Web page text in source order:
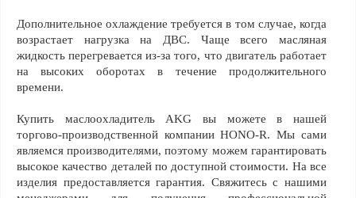
Дополнительное охлаждение требуется в том случае, когда
возрастает нагрузка на ДВС. Чаще всего масляная
жидкость перегревается из-за того, что двигатель работает
на высоких оборотах в течение продолжительного
времени.
Купить маслоохладитель AKG вы можете в нашей
торгово-производственной компании HONO-R. Мы сами
являемся производителями, поэтому можем гарантировать
высокое качество деталей по доступной стоимости. На все
изделия предоставляется гарантия. Свяжитесь с нашими